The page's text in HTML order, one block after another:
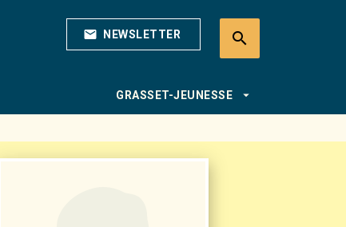
mail NEWSLETTER search
GRASSET-JEUNESSE arrow_drop_down